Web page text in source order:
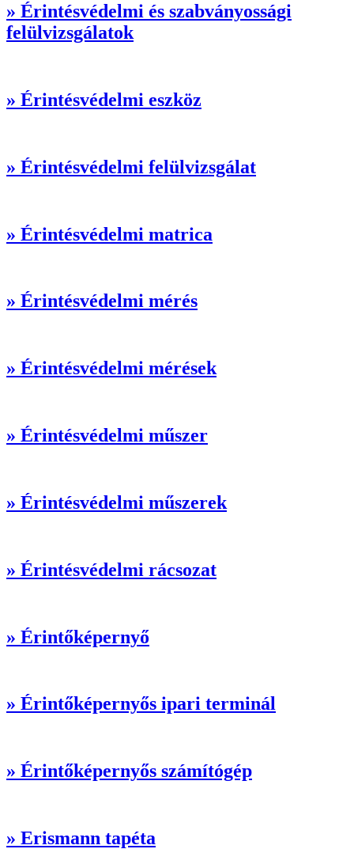
» Érintésvédelmi és szabványossági
felülvizsgálatok
» Érintésvédelmi eszköz
» Érintésvédelmi felülvizsgálat
» Érintésvédelmi matrica
» Érintésvédelmi mérés
» Érintésvédelmi mérések
» Érintésvédelmi műszer
» Érintésvédelmi műszerek
» Érintésvédelmi rácsozat
» Érintőképernyő
» Érintőképernyős ipari terminál
» Érintőképernyős számítógép
» Erismann tapéta